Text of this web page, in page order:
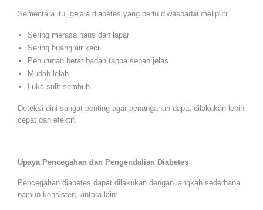
Sementara itu, gejala diabetes yang perlu diwaspadai meliputi:
Sering merasa haus dan lapar
Sering buang air kecil
Penurunan berat badan tanpa sebab jelas
Mudah lelah
Luka sulit sembuh
Deteksi dini sangat penting agar penanganan dapat dilakukan lebih
cepat dan efektif.
Upaya Pencegahan dan Pengendalian Diabetes
Pencegahan diabetes dapat dilakukan dengan langkah sederhana
namun konsisten, antara lain: